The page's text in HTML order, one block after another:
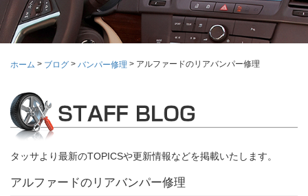
ホーム > ブログ > バンパー修理 > アルファードのリアバンパー修理
タッサより最新のTOPICSや更新情報などを掲載いたします。
アルファードのリアバンパー修理